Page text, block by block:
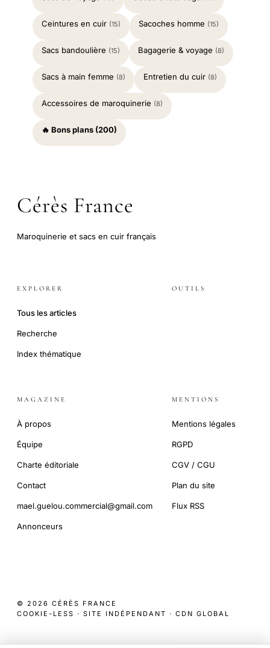
Ceintures en cuir (15) Sacoches homme (15)
Sacs bandoulière (15) Bagagerie & voyage (8)
Sacs à main femme (8) Entretien du cuir (8)
Accessoires de maroquinerie (8)
🔥 Bons plans (200)
Cérès France
Maroquinerie et sacs en cuir français
EXPLORER
Tous les articles
Recherche
Index thématique
OUTILS
MAGAZINE
À propos
Équipe
Charte éditoriale
Contact
mael.guelou.commercial@gmail.com
Annonceurs
MENTIONS
Mentions légales
RGPD
CGV / CGU
Plan du site
Flux RSS
© 2026 CÉRÈS FRANCE
COOKIE-LESS · SITE INDÉPENDANT · CDN GLOBAL